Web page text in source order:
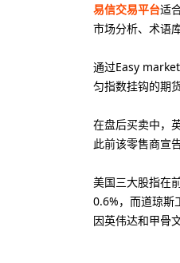
易信交易平台适
市场分析、术语
通过Easy
匀指数挂钩的期
在盘后买卖中，
此前该零售商宣
美国三大股指在
0.6%，而道琼斯
因英伟达和甲骨